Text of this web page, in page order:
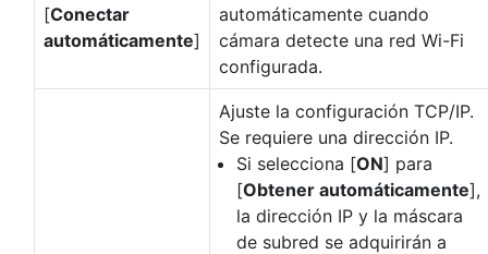
[Conectar
automáticamente]
automáticamente cuando
cámara detecte una red Wi-Fi
configurada.
Ajuste la configuración TCP/IP.
Se requiere una dirección IP.
Si selecciona [ON] para
[Obtener automáticamente],
la dirección IP y la máscara
de subred se adquirirán a